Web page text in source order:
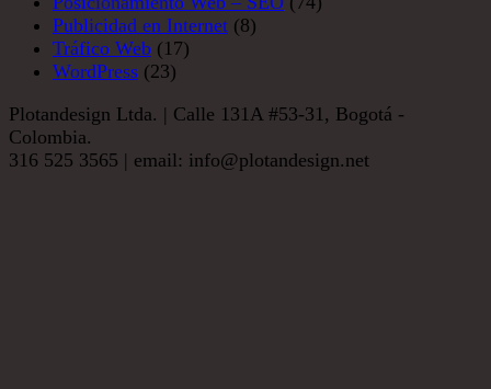
Publicidad en Internet (8)
Tráfico Web (17)
WordPress (23)
Plotandesign Ltda. | Calle 131A #53-31, Bogotá -
Colombia.
316 525 3565 | email: info@plotandesign.net